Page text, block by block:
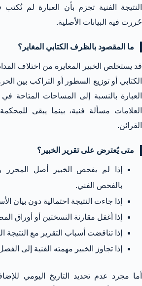
النتيجة الفنية تجزم بأن العبارة لم
حُررت فيه البيانات الأصلية.
ما المقصود بالظرف الكتابي المغاير؟
قد يستخلص الخبير المغايرة من اختلاف
الكتابي أو توزيع السطور أو التراكب بين
العبارة بالنسبة إلى المساحات المتاحة
العلامات مسألة فنية، بينما يبقى
القرائن.
متى يُعترض على تقرير الخبير؟
إذا لم يفحص الخبير أصل المحرر
بالفحص الفني.
إذا جاءت النتيجة احتمالية دون بيان
إذا أغفل مقارنة النسختين أو أوراق
إذا تناقضت أسباب التقرير مع النتيجة
إذا تجاوز الخبير مهمته الفنية إلى
أما مجرد عدم تحديد التاريخ اليومي